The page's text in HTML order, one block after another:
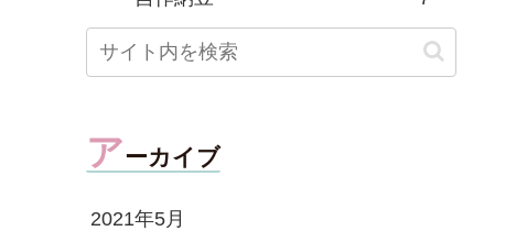
アーカイブ
2021年5月